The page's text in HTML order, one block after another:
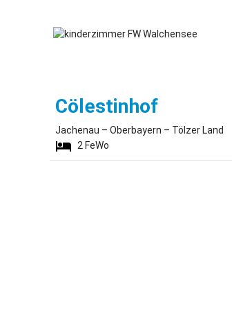
CölestinhofJachenau
Jachenau – Oberbayern – Tölzer Land
2 FeWo